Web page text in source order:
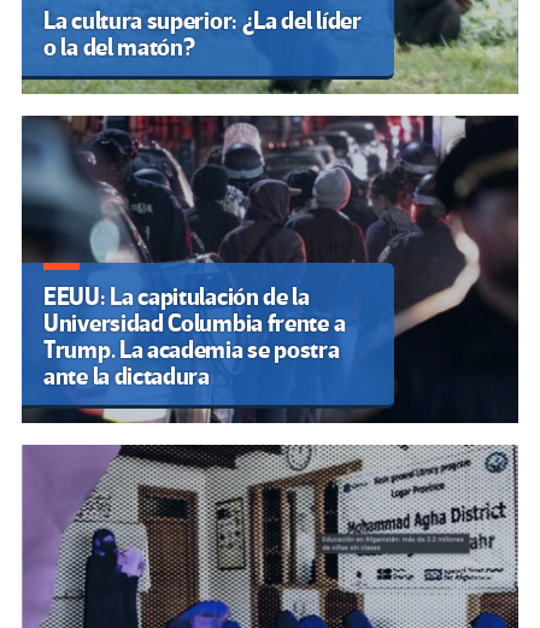
La cultura superior: ¿La del líder
o la del matón?
EEUU: La capitulación de la
Universidad Columbia frente a
Trump. La academia se postra
ante la dictadura